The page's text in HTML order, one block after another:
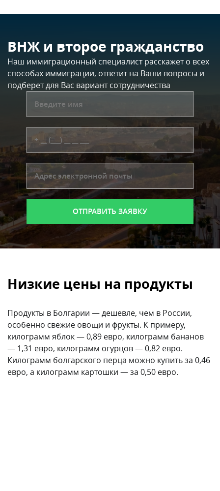
ВНЖ и второе гражданство
Наш иммиграционный специалист расскажет о всех
способах иммиграции, ответит на Ваши вопросы и
подберет для Вас вариант сотрудничества
Низкие цены на продукты
Продукты в Болгарии — дешевле, чем в России,
особенно свежие овощи и фрукты. К примеру,
килограмм яблок — 0,89 евро, килограмм бананов
— 1,31 евро, килограмм огурцов — 0,82 евро.
Килограмм болгарского перца можно купить за 0,46
евро, а килограмм картошки — за 0,50 евро.